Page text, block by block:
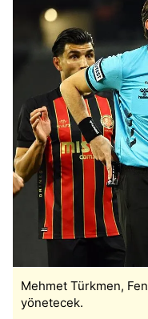
Mehmet Türkmen,
yönetecek.